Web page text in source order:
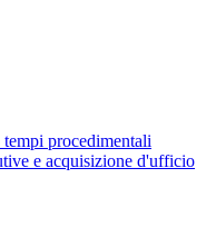
procedimentali
e acquisizione d'ufficio